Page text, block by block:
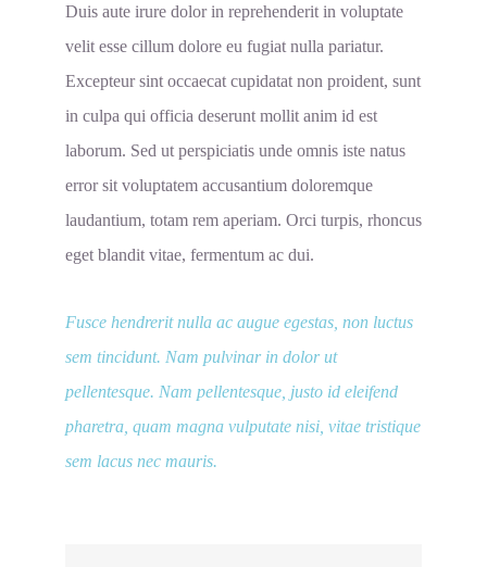
Duis aute irure dolor in reprehenderit in voluptate
velit esse cillum dolore eu fugiat nulla pariatur.
Excepteur sint occaecat cupidatat non proident, sunt
in culpa qui officia deserunt mollit anim id est
laborum. Sed ut perspiciatis unde omnis iste natus
error sit voluptatem accusantium doloremque
laudantium, totam rem aperiam. Orci turpis, rhoncus
eget blandit vitae, fermentum ac dui.
Fusce hendrerit nulla ac augue egestas, non luctus
sem tincidunt. Nam pulvinar in dolor ut
pellentesque. Nam pellentesque, justo id eleifend
pharetra, quam magna vulputate nisi, vitae tristique
sem lacus nec mauris.